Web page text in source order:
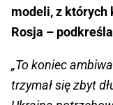
modeli, z których
Rosja – podkreśla
„To koniec
trzymał się zbyt